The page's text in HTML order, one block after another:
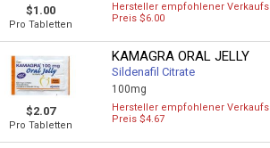
$1.00
Pro Tabletten
Hersteller empfohlener Verkaufs
Preis $6.00
$2.07
Pro Tabletten
KAMAGRA ORAL JELLY
Sildenafil Citrate
100mg
Hersteller empfohlener Verkaufs
Preis $4.67